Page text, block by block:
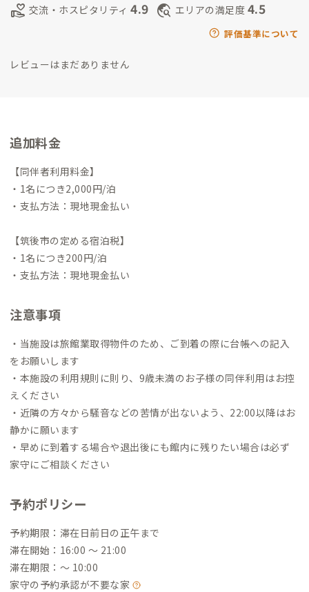
volunteer_activism 交流・ホスピタリティ 4.9 travel_explore エリアの満足度 4.5
評価基準について
レビューはまだありません
追加料金
【同伴者利用料金】
・1名につき2,000円/泊
・支払方法：現地現金払い
【筑後市の定める宿泊税】
・1名につき200円/泊
・支払方法：現地現金払い
注意事項
・当施設は旅館業取得物件のため、ご到着の際に台帳への記入
をお願いします
・本施設の利用規則に則り、9歳未満のお子様の同伴利用はお控
えください
・近隣の方々から騒音などの苦情が出ないよう、22:00以降はお
静かに願います
・早めに到着する場合や退出後にも館内に残りたい場合は必ず
家守にご相談ください
予約ポリシー
予約期限：滞在日前日の正午まで
滞在開始：16:00 〜 21:00
滞在期限：〜 10:00
家守の予約承認が不要な家